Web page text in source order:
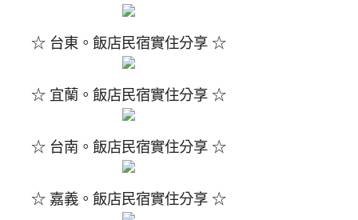
☆ 台東。飯店民宿實住分享 ☆
☆ 宜蘭。飯店民宿實住分享 ☆
☆ 台南。飯店民宿實住分享 ☆
☆ 嘉義。飯店民宿實住分享 ☆